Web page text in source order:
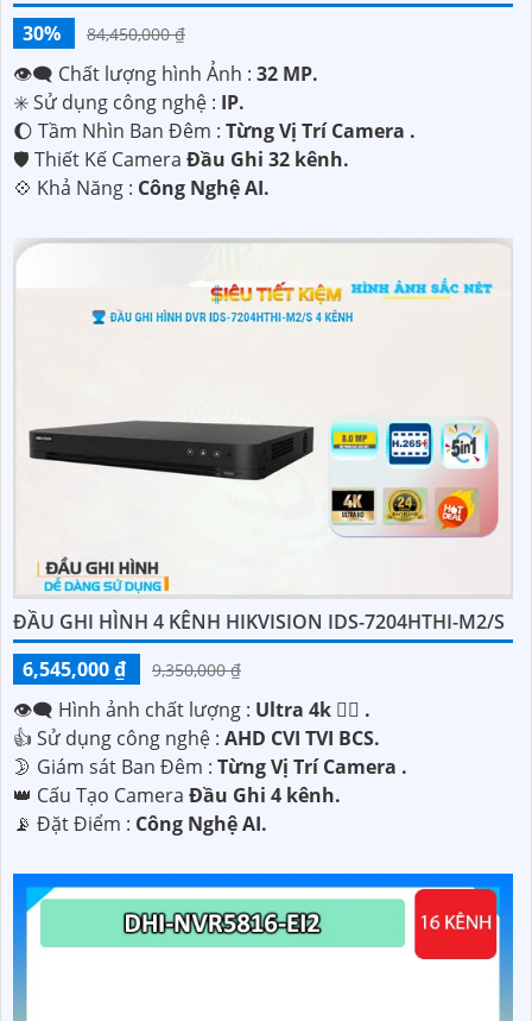
30%
84,450,000 ₫
👁️‍🗨 Chất lượng hình Ảnh : 32 MP.
✳️ Sử dụng công nghệ : IP.
🌔 Tầm Nhìn Ban Đêm : Từng Vị Trí Camera .
🛡 Thiết Kế Camera Đầu Ghi 32 kênh.
️💠 Khả Năng : Công Nghệ AI.
ĐẦU GHI HÌNH 4 KÊNH HIKVISION IDS-7204HTHI-M2/S
6,545,000 ₫
9,350,000 ₫
👁️‍🗨 Hình ảnh chất lượng : Ultra 4k 👍🏾 .
👍 Sử dụng công nghệ : AHD CVI TVI BCS.
🌛 Giám sát Ban Đêm : Từng Vị Trí Camera .
👑 Cấu Tạo Camera Đầu Ghi 4 kênh.
️📡 Đặt Điểm : Công Nghệ AI.